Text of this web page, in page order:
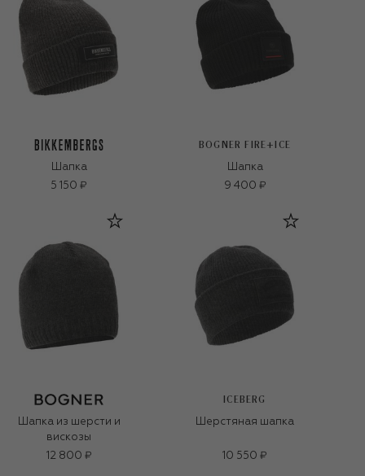
Шапка
5 150 ₽
BOGNER FIRE+ICE
Шапка
9 400 ₽
Шапка из шерсти и
вискозы
12 800 ₽
ICEBERG
Шерстяная шапка
10 550 ₽